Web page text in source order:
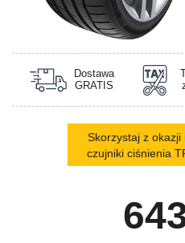
Dostawa
GRATIS
Skorzystaj z okazji
czujniki ciśnienia